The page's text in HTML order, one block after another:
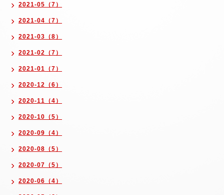
2021-05（7）
2021-04（7）
2021-03（8）
2021-02（7）
2021-01（7）
2020-12（6）
2020-11（4）
2020-10（5）
2020-09（4）
2020-08（5）
2020-07（5）
2020-06（4）